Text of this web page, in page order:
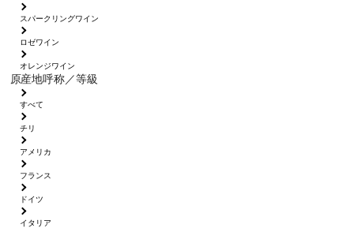
スパークリングワイン
ロゼワイン
オレンジワイン
原産地呼称／等級
すべて
チリ
アメリカ
フランス
ドイツ
イタリア